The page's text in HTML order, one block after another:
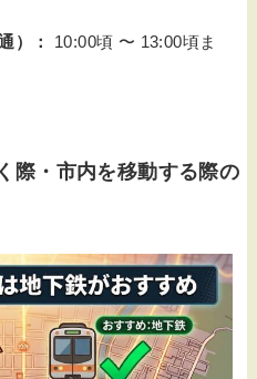
）：
10:00頃 〜 13:00頃ま
際・市内を移動する際の